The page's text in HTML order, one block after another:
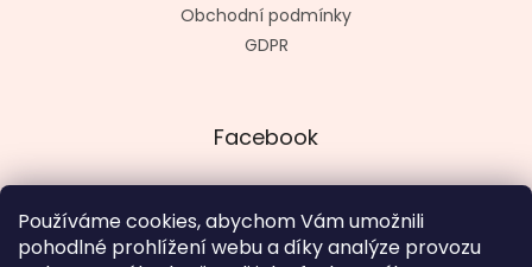
Používáme cookies, abychom Vám umožnili
pohodlné prohlížení webu a díky analýze provozu
Obchodní podmínky
GDPR
Facebook
Vytvořil kashop.cz